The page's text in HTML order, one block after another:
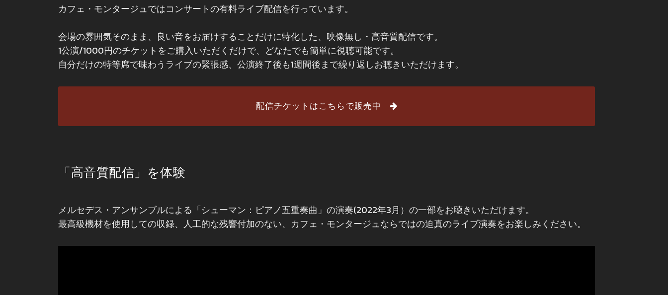
カフェ・モンタージュではコンサートの有料ライブ配信を行っています。
会場の雰囲気そのまま、良い音をお届けすることだけに特化した、映像無し・高音質配信です。
1公演/1000円のチケットをご購入いただくだけで、どなたでも簡単に視聴可能です。
自分だけの特等席で味わうライブの緊張感、公演終了後も1週間後まで繰り返しお聴きいただけます。
配信チケットはこちらで販売中
「高音質配信」を体験
メルセデス・アンサンブルによる「シューマン：ピアノ五重奏曲」の演奏(2022年3月）の一部をお聴きいただけます。
最高級機材を使用しての収録、人工的な残響付加のない、カフェ・モンタージュならではの迫真のライブ演奏をお楽しみください。